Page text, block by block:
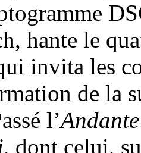
hante le
invita les
de la
l’
, dont celui,